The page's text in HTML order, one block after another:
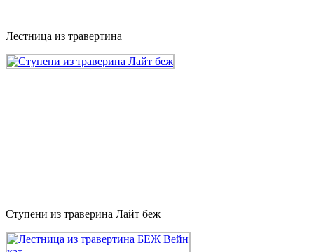
Лестница из травертина
Ступени из траверина Лайт беж